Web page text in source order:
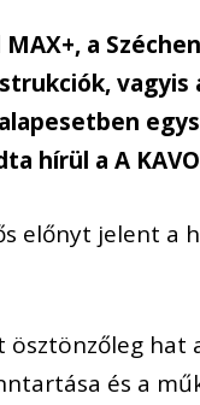
a
vagyis
alapesetben
hírül aA
előnyt jelent a
hat
és a